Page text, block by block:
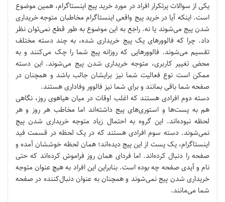
یکی از سوالات پرتکرار افراد در مورد خرید پیج اینستاگرام، همین موضوع
است. اینکه آیا در خرید پیج واقعی اینستاگرام مخاطبان متوجه خریداری
شدن پیج می‌شوند یا نه. راجع به این موضوع به طور قطع نمی‌توان نظر
داد. چرا که فالوورهای یک پیج خریداری شده، به چند دسته مختلف
تقسیم می‌شوند. فالوورهایی که روزانه پیج شما را چک می‌کنند و به
محض تغییر کاربری، متوجه خریداری شدن پیج می‌شوند. این دسته
ممکن است نوع فعالیت شما نیز برایشان جالب باشد و همچنان در
صفحه شما باقی بمانند و برای شما نیز فالوور وفاداری هستند.
دسته دوم افرادی هستند که اغلب اوقات در میان هیاهوی روز، نگاهی
هم به پست‌ها و استوری‌های پیج داشته‌اند اما مخاطب هر روز و هر
لحظه نبوده‌اند. این گروه به احتمال زیاد متوجه خریداری شدن پیج
نمی‌شوند. دسته سوم افرادی هستند که در یک لحظه در قسمت فید
اینستاگرام، یک پست از این پیج دید‌ه‌اند؛ همان لحظه خوششان آمده و
صفحه را دنبال کرده‌اند. اما فردای همان روز فراموش کرده‌اند که حتی
نام و آیدی صفحه چه بوده ‌است. بنابراین این افراد به هیچ عنوان متوجه
خریداری شدن پیج نمی‌شوند و همچنان به عنوان دنبال‌کننده در صفحه
شما می‌مانند.